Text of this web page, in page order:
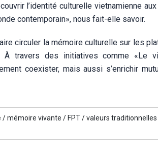
l’identité culturelle vietnamienne
contemporain», nous fait-elle savoir.
circuler la mémoire culturelle sur les
À travers des initiatives comme «Le
coexister, mais aussi s’enrichir
/mémoire vivante /FPT /valeurs